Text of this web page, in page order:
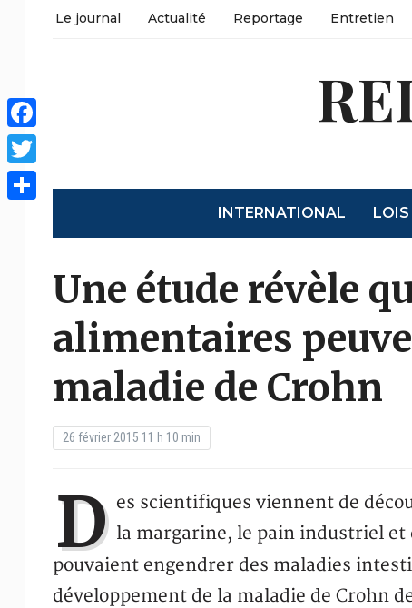
Le journal Actualité Reportage Entretien
INTERNATIONAL LOIS
Une étude révèle
alimentaires
maladie de Crohn
26 février 2015 11 h 10 min
D es scientifiques viennent de
la margarine, le pain industriel
pouvaient engendrer des maladies
développement de la maladie de Crohn
Facebook
Twitter